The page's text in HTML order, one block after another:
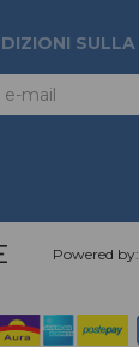
SULLA
Powered by: